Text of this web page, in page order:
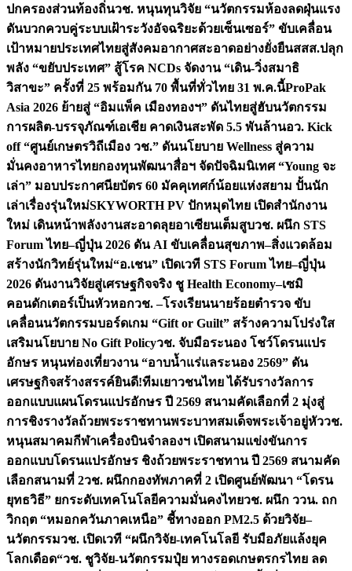
ปกครองส่วนท้องถิ่นวช. หนุนทุนวิจัย “นวัตกรรมห้องลดฝุ่นแรง
ดันบวกควบคู่ระบบเฝ้าระวังอัจฉริยะด้วยเซ็นเซอร์” ขับเคลื่อน
เป้าหมายประเทศไทยสู่สังคมอากาศสะอาดอย่างยั่งยืนสสส.ปลุก
พลัง “ขยับประเทศ” สู้โรค NCDs จัดงาน “เดิน-วิ่งสมาธิ
วิสาขะ” ครั้งที่ 25 พร้อมกัน 70 พื้นที่ทั่วไทย 31 พ.ค.นี้ProPak
Asia 2026 ย้ายสู่ “อิมแพ็ค เมืองทองฯ” ดันไทยสู่ฮับนวัตกรรม
การผลิต-บรรจุภัณฑ์เอเชีย คาดเงินสะพัด 5.5 พันล้านอว. Kick
off “ศูนย์เกษตรวิถีเมือง วช.” ดันนโยบาย Wellness สู่ความ
มั่นคงอาหารไทยกองทุนพัฒนาสื่อฯ จัดปัจฉิมนิเทศ “Young จะ
เล่า” มอบประกาศนียบัตร 60 มัคคุเทศก์น้อยแห่งสยาม ปั้นนัก
เล่าเรื่องรุ่นใหม่SKYWORTH PV ปักหมุดไทย เปิดสำนักงาน
ใหม่ เดินหน้าพลังงานสะอาดลุยอาเซียนเต็มสูบวช. ผนึก STS
Forum ไทย–ญี่ปุ่น 2026 ดัน AI ขับเคลื่อนสุขภาพ–สิ่งแวดล้อม
สร้างนักวิทย์รุ่นใหม่“อ.เชน” เปิดเวที STS Forum ไทย–ญี่ปุ่น
2026 ดันงานวิจัยสู่เศรษฐกิจจริง ชู Health Economy–เซมิ
คอนดักเตอร์เป็นหัวหอกวช. –โรงเรียนนายร้อยตำรวจ ขับ
เคลื่อนนวัตกรรมบอร์ดเกม “Gift or Guilt” สร้างความโปร่งใส
เสริมนโยบาย No Gift Policyวช. จับมือระนอง โชว์โดรนแปร
อักษร หนุนท่องเที่ยวงาน “อาบน้ำแร่แลระนอง 2569” ดัน
เศรษฐกิจสร้างสรรค์ยินดี!ทีมเยาวชนไทย ได้รับรางวัลการ
ออกแบบแผนโดรนแปรอักษร ปี 2569 สนามคัดเลือกที่ 2 มุ่งสู่
การชิงรางวัลถ้วยพระราชทานพระบาทสมเด็จพระเจ้าอยู่หัววช.
หนุนสมาคมกีฬาเครื่องบินจำลองฯ เปิดสนามแข่งขันการ
ออกแบบโดรนแปรอักษร ชิงถ้วยพระราชทาน ปี 2569 สนามคัด
เลือกสนามที่ 2วช. ผนึกกองทัพภาคที่ 2 เปิดศูนย์พัฒนา “โดรน
ยุทธวิธี” ยกระดับเทคโนโลยีความมั่นคงไทยวช. ผนึก ววน. ถก
วิกฤต “หมอกควันภาคเหนือ” ชี้ทางออก PM2.5 ด้วยวิจัย–
นวัตกรรมวช. เปิดเวที “ผนึกวิจัย-เทคโนโลยี รับมือภัยแล้งยุค
โลกเดือด“วช. ชูวิจัย-นวัตกรรมปุ๋ย ทางรอดเกษตรกรไทย ลด